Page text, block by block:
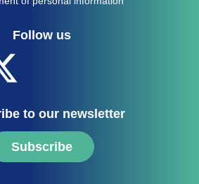
Follow us
to our newsletter
Subscribe